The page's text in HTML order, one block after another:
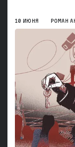
10 ИЮНЯ РОМАН